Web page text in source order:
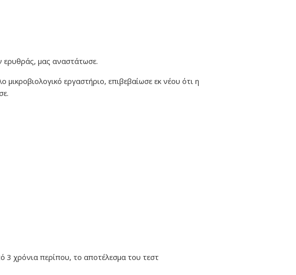
ερυθράς, μας αναστάτωσε.
εργαστήριο, επιβεβαίωσε εκ νέου ότι η
3 χρόνια περίπου, το αποτέλεσμα του τεστ